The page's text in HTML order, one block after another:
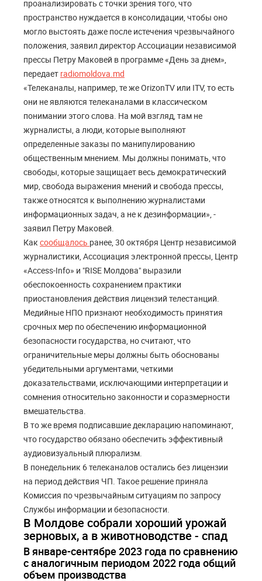
проанализировать с точки зрения того, что
пространство нуждается в консолидации, чтобы оно
могло выстоять даже после истечения чрезвычайного
положения, заявил директор Ассоциации независимой
прессы Петру Маковей в программе «День за днем»,
передает radiomoldova.md
«Телеканалы, например, те же OrizonTV или ITV, то есть
они не являются телеканалами в классическом
понимании этого слова. На мой взгляд, там не
журналисты, а люди, которые выполняют
определенные заказы по манипулированию
общественным мнением. Мы должны понимать, что
свободы, которые защищает весь демократический
мир, свобода выражения мнений и свобода прессы,
также относятся к выполнению журналистами
информационных задач, а не к дезинформации», -
заявил Петру Маковей.
Как сообщалось ранее, 30 октября Центр независимой
журналистики, Ассоциация электронной прессы, Центр
«Access-Info» и "RISE Молдова" выразили
обеспокоенность сохранением практики
приостановления действия лицензий телестанций.
Медийные НПО признают необходимость принятия
срочных мер по обеспечению информационной
безопасности государства, но считают, что
ограничительные меры должны быть обоснованы
убедительными аргументами, четкими
доказательствами, исключающими интерпретации и
сомнения относительно законности и соразмерности
вмешательства.
В то же время подписавшие декларацию напоминают,
что государство обязано обеспечить эффективный
аудиовизуальный плюрализм.
В понедельник 6 телеканалов остались без лицензии
на период действия ЧП. Такое решение приняла
Комиссия по чрезвычайным ситуациям по запросу
Службы информации и безопасности.
В Молдове собрали хороший урожай
зерновых, а в животноводстве - спад
В январе-сентябре 2023 года по сравнению
с аналогичным периодом 2022 года общий
объем производства